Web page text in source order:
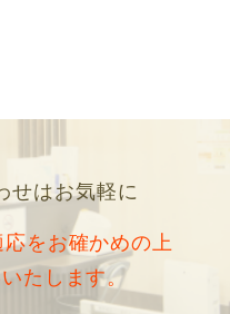
せはお気軽に
をお確かめの上
たします。